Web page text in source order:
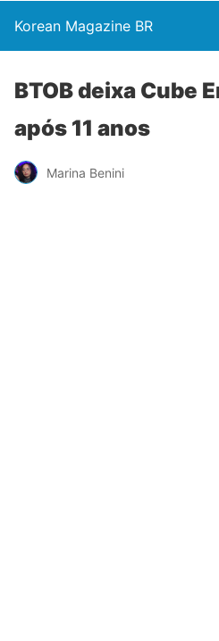
Korean Magazine BR
BTOB deixa Cube
após 11 anos
Marina Benini